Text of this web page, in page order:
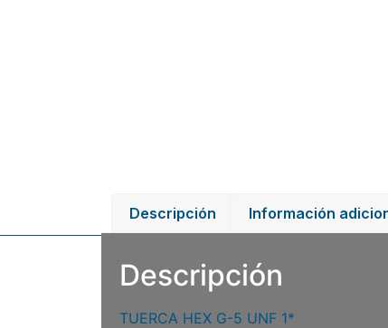
Descripción Información
Descripción
TUERCA HEX G-5 UNF 1*